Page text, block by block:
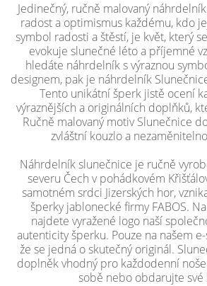
Jedinečný, ručně malovaný
radost a optimismus každému, kdo
symbol radosti a štěstí, je květ, který
evokuje slunečné léto a příjemné
hledáte náhrdelník s výraznou
designem, pak je náhrdelník
Tento unikátní šperk jistě ocení
výraznějších a originálních doplňků,
Ručně malovaný motiv Slunečnice
zvláštní kouzlo a
Náhrdelník slunečnice je ručně
severu Čech v pohádkovém
samotném srdci Jizerských hor,
šperky jablonecké firmy FABOS.
najdete vyražené logo naší
autenticity šperku. Pouze na našem
že se jedná o skutečný originál.
doplněk vhodný pro každodenní
sobě nebo obdarujte své